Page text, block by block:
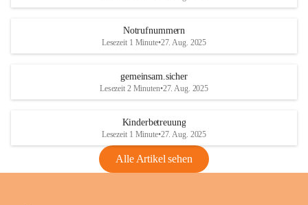
Notrufnummern
Lesezeit 1 Minute•27. Aug. 2025
gemeinsam.sicher
Lesezeit 2 Minuten•27. Aug. 2025
Kinderbetreuung
Lesezeit 1 Minute•27. Aug. 2025
Alle Artikel sehen